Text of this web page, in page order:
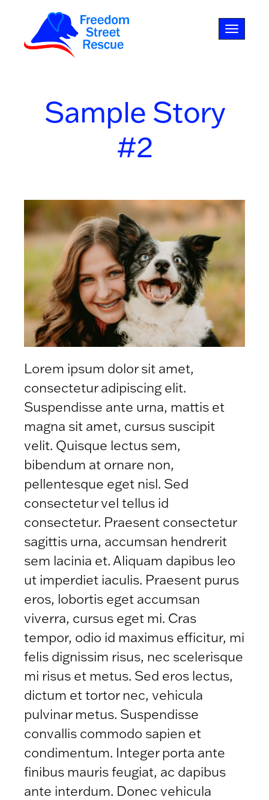
Toggle
Sample Story
#2
Lorem ipsum dolor sit amet,
consectetur adipiscing elit.
Suspendisse ante urna, mattis et
magna sit amet, cursus suscipit
velit. Quisque lectus sem,
bibendum at ornare non,
pellentesque eget nisl. Sed
consectetur vel tellus id
consectetur. Praesent consectetur
sagittis urna, accumsan hendrerit
sem lacinia et. Aliquam dapibus leo
ut imperdiet iaculis. Praesent purus
eros, lobortis eget accumsan
viverra, cursus eget mi. Cras
tempor, odio id maximus efficitur, mi
felis dignissim risus, nec scelerisque
mi risus et metus. Sed eros lectus,
dictum et tortor nec, vehicula
pulvinar metus. Suspendisse
convallis commodo sapien et
condimentum. Integer porta ante
finibus mauris feugiat, ac dapibus
ante interdum. Donec vehicula